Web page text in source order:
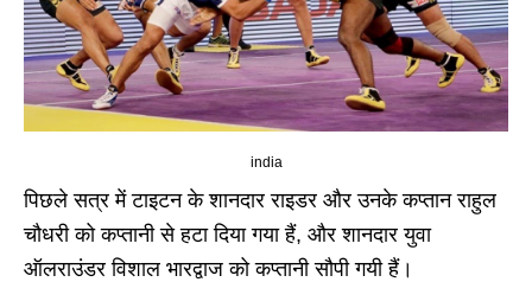
india
पिछले सत्र में टाइटन के शानदार राइडर और उनके कप्तान राहुल
चौधरी को कप्तानी से हटा दिया गया हैं, और शानदार युवा
ऑलराउंडर विशाल भारद्वाज को कप्तानी सौपी गयी हैं।